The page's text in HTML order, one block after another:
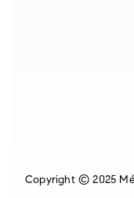
Copyright © 2025